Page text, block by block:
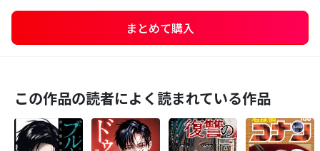
まとめて購入
この作品の読者によく読まれている作品